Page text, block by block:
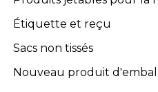
Étiquette et reçu
Sacs non tissés
Nouveau produit